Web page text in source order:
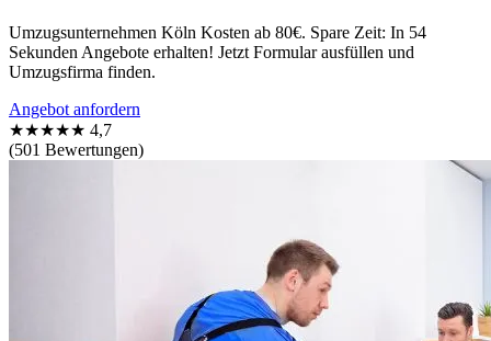
Umzugsunternehmen Köln Kosten ab 80€. Spare Zeit: In 54
Sekunden Angebote erhalten! Jetzt Formular ausfüllen und
Umzugsfirma finden.
Angebot anfordern
★★★★★ 4,7
(501 Bewertungen)